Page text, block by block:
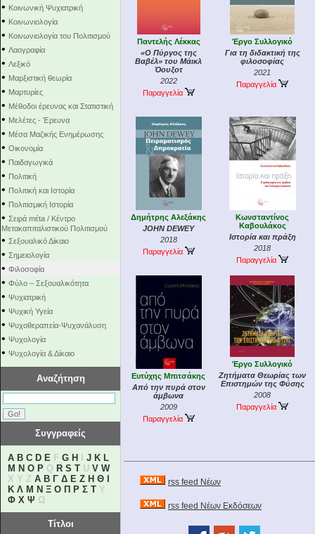
• Κοινωνική Ψυχιατρική
• Κοινωνιολογία
• Κοινωνιολογία του Πολιτισμού
• Λαογραφία
• Λεξικό
• Μαρξιστική θεωρία
• Μαρτυρίες
• Μέθοδοι έρευνας και Στατιστική
• Μελέτες - Έρευνα
• Μέσα Μαζικής Ενημέρωσης
• Οικονομία
• Παιδαγωγικά
• Πολιτική
• Πολιτική και Ιστορία
• Πολιτισμική Ιστορία
• Σειρά mέta / Κέντρο
Μετακαπιταλιστικού Πολιτισμού
• Σεξουαλικό Δίκαιο
• Σημειολογία
• Φιλοσοφία
• Φύλο – Σεξουαλικότητα
• Ψυχιατρική
• Ψυχική Υγεία
• Ψυχοθεραπεία-Ψυχανάλυση
• Ψυχολογία
• Ψυχολογία & Δίκαιο
Αναζήτηση
Συγγραφείς
A B C D E F G H J K L
M N O P Q R S T U V W
X Y Z Α Β Γ Δ Ε Ζ Η Θ
Κ Λ Μ Ν Ξ Ο Π Ρ Σ Τ Υ
Φ Χ Ψ Ω
Τίτλοι
Παντελής Λέκκας
«Ο Πύργος της
Βαβέλ» του Μάικλ
Όουξοτ
2022
Παραγγελία
Έργο Συλλογικό
Για τη διδακτική της
φιλοσοφίας
2021
Παραγγελία
Δημήτρης Αλεξάκης
JOHN DEWEY
2018
Παραγγελία
Κωνσταντίνος
Καβουλάκος
Ιστορία και πράξη
2018
Παραγγελία
Ευτύχης Μπιτσάκης
Από την πυρά στον
άμβωνα
2009
Παραγγελία
Έργο Συλλογικό
Ζητήματα Θεωρίας των
Επιστημών της Φύσης
2008
Παραγγελία
rss feed Νέων
rss feed Νέων Εκδόσεων